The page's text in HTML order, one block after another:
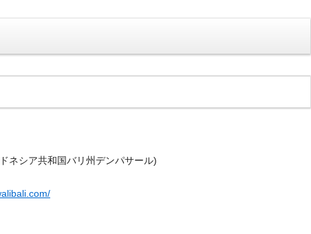
ネシア共和国バリ州デンパサール)